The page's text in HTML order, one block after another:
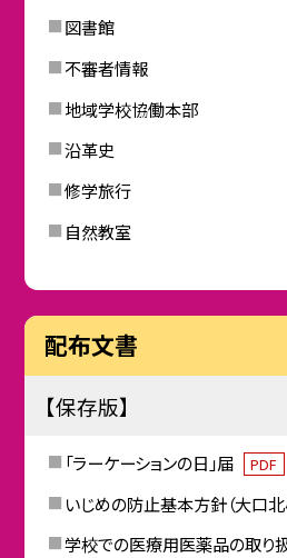
図書館
不審者情報
地域学校協働本部
沿革史
修学旅行
自然教室
配布文書
【保存版】
「ラーケーションの日」届 PDF
いじめの防止基本方針（大口北
学校での医療用医薬品の取り